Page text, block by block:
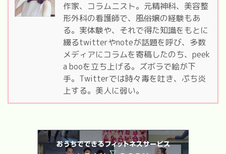
作家、コラムニスト。元精神科、美容整
形外科の看護師で、風俗嬢の経験もあ
る。実体験や、それで得た知識をもとに
綴るtwitterやnoteが話題を呼び、多数
メディアにコラムを寄稿したのち、peek
a booを立ち上げる。ズボラで絵が下
手。Twitterでは時々毒を吐き、ぷち炎
上する。美人に弱い。